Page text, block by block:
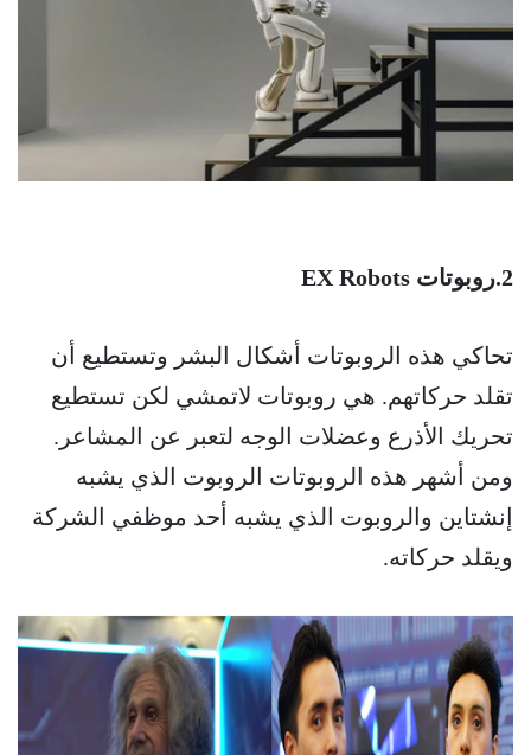
2.روبوتات EX Robots
تحاكي هذه الروبوتات أشكال البشر وتستطيع أن
تقلد حركاتهم. هي روبوتات لاتمشي لكن تستطيع
تحريك الأذرع وعضلات الوجه لتعبر عن المشاعر.
ومن أشهر هذه الروبوتات الروبوت الذي يشبه
إنشتاين والروبوت الذي يشبه أحد موظفي الشركة
ويقلد حركاته.